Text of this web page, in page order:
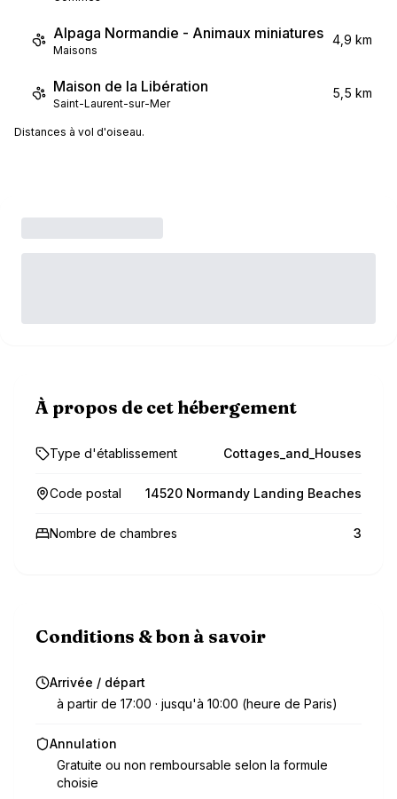
Alpaga Normandie - Animaux miniatures
Maisons
4,9 km
Maison de la Libération
Saint-Laurent-sur-Mer
5,5 km
Distances à vol d'oiseau.
À propos de cet hébergement
Type d'établissement Cottages_and_Houses
Code postal 14520 Normandy Landing Beaches
Nombre de chambres 3
Conditions & bon à savoir
Arrivée / départ
à partir de 17:00 · jusqu'à 10:00 (heure de Paris)
Annulation
Gratuite ou non remboursable selon la formule
choisie